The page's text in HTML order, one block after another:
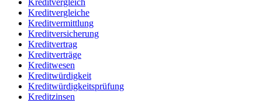
Kreditvergleich
Kreditvergleiche
Kreditvermittlung
Kreditversicherung
Kreditvertrag
Kreditverträge
Kreditwesen
Kreditwürdigkeit
Kreditwürdigkeitsprüfung
Kreditzinsen